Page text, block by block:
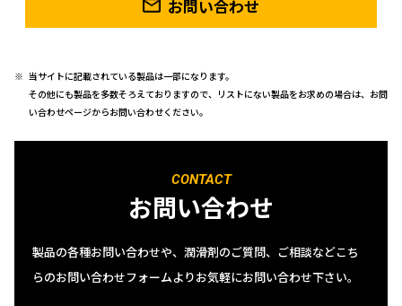
お問い合わせ
当サイトに記載されている製品は一部になります。
その他にも製品を多数そろえておりますので、リストにない製品をお求めの場合は、お問
い合わせページからお問い合わせください。
CONTACT
お問い合わせ
製品の各種お問い合わせや、潤滑剤のご質問、ご相談などこち
らのお問い合わせフォームよりお気軽にお問い合わせ下さい。